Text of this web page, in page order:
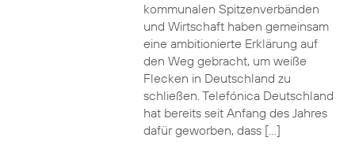
kommunalen Spitzenverbänden
und Wirtschaft haben gemeinsam
eine ambitionierte Erklärung auf
den Weg gebracht, um weiße
Flecken in Deutschland zu
schließen. Telefónica Deutschland
hat bereits seit Anfang des Jahres
dafür geworben, dass […]